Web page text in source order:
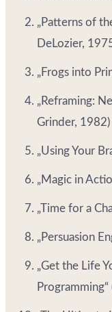
„Patterns of
DeLozier,
„Frogs into
„Reframing:
Grinder, 1982)
„Using Your
„Magic in
„Time for a
„Persuasion
„Get the Life